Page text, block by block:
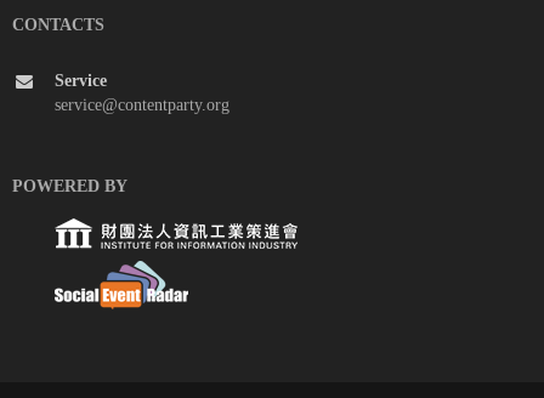
CONTACTS
Service
service@contentparty.org
POWERED BY